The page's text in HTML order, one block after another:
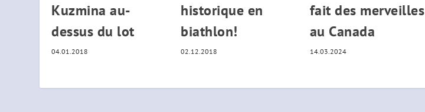
Kuzmina au-
dessus du lot
04.01.2018
historique en
biathlon!
02.12.2018
fait des merveilles
au Canada
14.03.2024